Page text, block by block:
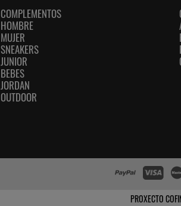
COMPLEMENTOS
HOMBRE
MUJER
SNEAKERS
JUNIOR
BEBES
JORDAN
OUTDOOR
PROXECTO